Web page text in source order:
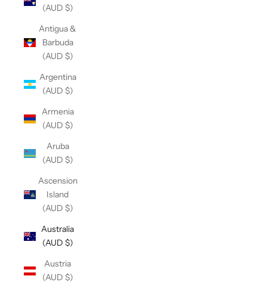
(AUD $)
Antigua &
Barbuda
(AUD $)
Argentina
(AUD $)
Armenia
(AUD $)
Aruba
(AUD $)
Ascension
Island
(AUD $)
Australia
(AUD $)
Austria
(AUD $)